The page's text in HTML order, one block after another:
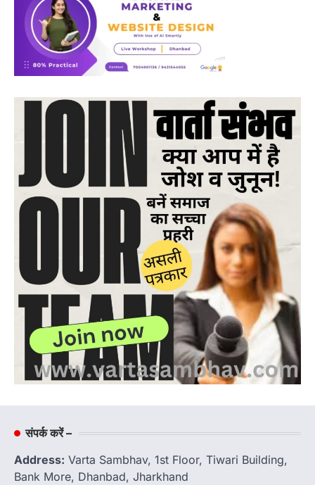
संपर्क करें –
Address: Varta Sambhav, 1st Floor, Tiwari Building,
Bank More, Dhanbad, Jharkhand